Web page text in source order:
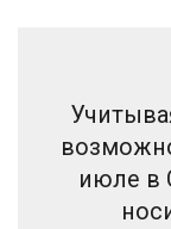
июле в